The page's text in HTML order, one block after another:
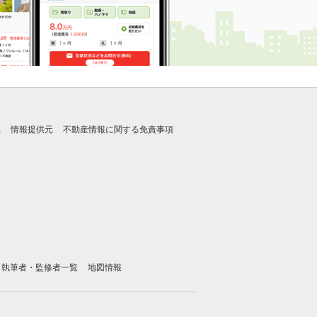
情報提供元 不動産情報に関する免責事項
執筆者・監修者一覧 地図情報